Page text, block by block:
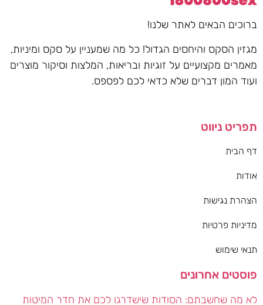
ברוכים הבאים לאתר שלנו!
מגזין הסקס והיחסים הגדול! כל מה שמעניין על סקס ומיניות,
מאמרים מקצועיים על זוגיות ובריאות, המלצות וסיקור מוצרים
ועוד המון דברים שלא כדאי לכם לפספס.
תפריט ניווט
דף הבית
אודות
הצהרת נגישות
מדיניות פרטיות
תנאי שימוש
פוסטים אחרונים
לא מה שחשבתם: הסודות שישדרגו לכם את חדר המיטות